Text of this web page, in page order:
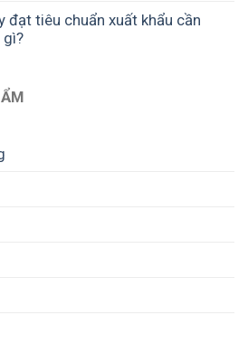
đạt tiêu chuẩn xuất khẩu cần
gì?